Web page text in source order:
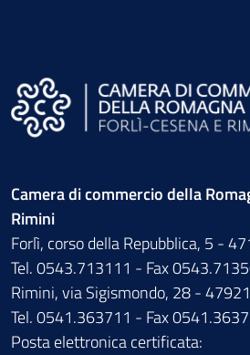
Camera di commercio della
Rimini
Forlì, corso della Repubblica, 5 -
Tel. 0543.713111 - Fax
Rimini, via Sigismondo, 28 - 47921
Tel. 0541.363711 - Fax
Posta elettronica certificata: